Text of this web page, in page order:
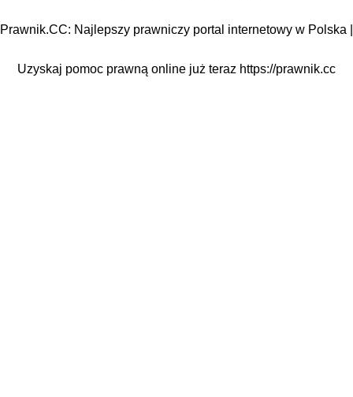
Prawnik.CC: Najlepszy prawniczy portal internetowy w Polska |
Uzyskaj pomoc prawną online już teraz https://prawnik.cc